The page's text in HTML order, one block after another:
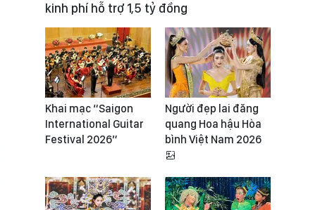
kinh phí hỗ trợ 1,5 tỷ đồng
Khai mạc “Saigon
International Guitar
Festival 2026”
Người đẹp lai đăng
quang Hoa hậu Hòa
bình Việt Nam 2026